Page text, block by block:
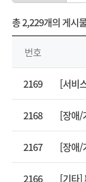
총2,229개의 게시
번호
2169 [서비
2168 [장애/
2167 [장애/
2166 [기타]